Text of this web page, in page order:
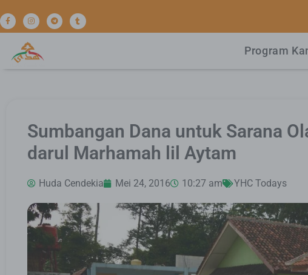
Program
Sumbangan Dana untuk Sarana
darul Marhamah lil Aytam
Huda Cendekia Mei 24, 2016 10:27 am YHC Todays